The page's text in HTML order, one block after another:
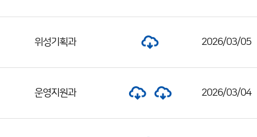
위성기획과 2026/03/05
운영지원과 2026/03/04